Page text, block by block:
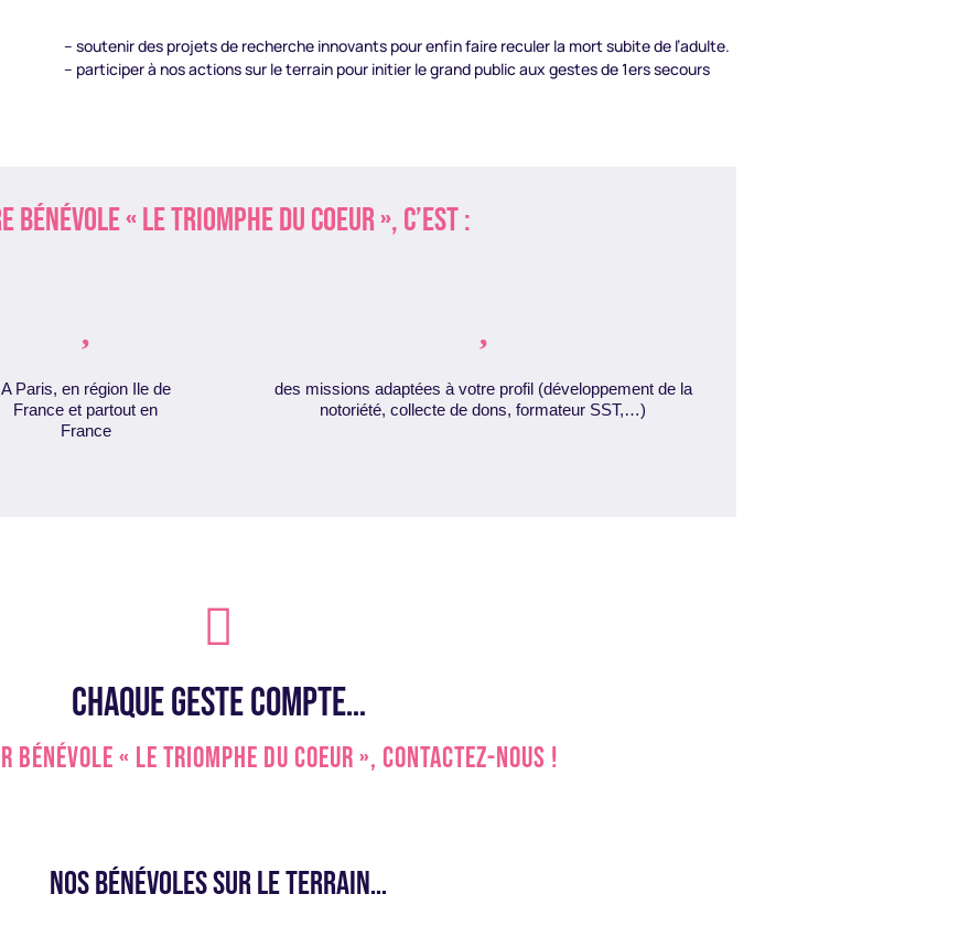
– soutenir des projets de recherche innovants pour enfin faire reculer la mort subite de l’adulte.
– participer à nos actions sur le terrain pour initier le grand public aux gestes de 1ers secours
bénévole « le triomphe du coeur », c’est :
A Paris, en région Ile de
France et partout en
France
des missions adaptées à votre profil (développement de la
notoriété, collecte de dons, formateur SST,…)

Chaque geste compte…
BÉNÉVOLE « LE TRIOMPHE DU COEUR », contactez-nous !
Nos bénévoles sur le terrain…